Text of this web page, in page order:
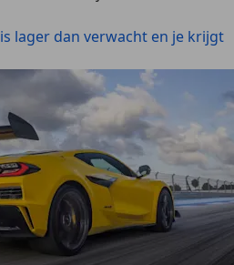
lager dan verwacht en je krijgt